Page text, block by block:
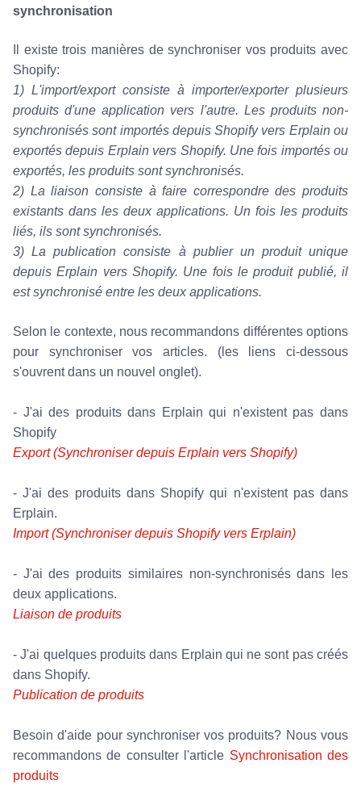
synchronisation
Il existe trois manières de synchroniser vos produits avec
Shopify:
1) L'import/exportconsiste à importer/exporter plusieurs
produits d'une application vers l'autre. Les produits non-
synchronisés sont importés depuis Shopify vers Erplain ou
exportés depuis Erplain vers Shopify. Une fois importés ou
exportés, les produits sont synchronisés.
2) La liaison consiste à faire correspondre des produits
existants dans les deux applications. Un fois les produits
liés, ils sont synchronisés.
3)La publication consiste à publier un produit unique
depuis Erplain vers Shopify. Une fois le produit publié, il
est synchronisé entre les deux applications.
Selon le contexte, nous recommandons différentes options
pour synchroniser vos articles. (les liens ci-dessous
s'ouvrent dans un nouvel onglet).
- J'ai des produits dans Erplain qui n'existent pas dans
Shopify
Export (Synchroniser depuis Erplain vers Shopify)
- J'ai des produits dans Shopify qui n'existent pas dans
Erplain.
Import (Synchroniser depuis Shopify vers Erplain)
- J'ai des produits similaires non-synchronisés dans les
deux applications.
Liaison de produits
- J'ai quelques produits dans Erplain qui ne sont pas créés
dans Shopify.
Publication de produits
Besoin d'aide pour synchroniser vos produits? Nous vous
recommandons de consulter l'article Synchronisation des
produits